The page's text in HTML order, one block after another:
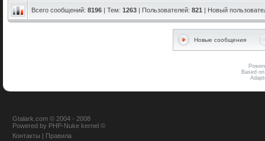
Всего сообщений: 8196 | Тем: 1263 | Пользователей: 821 | Новый
Новые сообщения
Based
Gtalark.com © 2004 - 2008
Powered by PHP-Nuke kernel ©
Контакты | Правила